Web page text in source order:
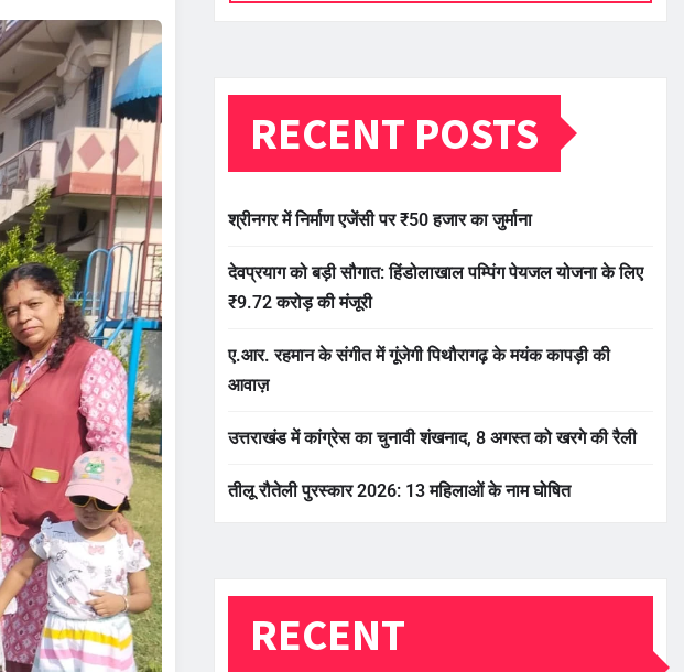
RECENT POSTS
श्रीनगर में निर्माण एजेंसी पर ₹50 हजार का जुर्माना
देवप्रयाग को बड़ी सौगात: हिंडोलाखाल पम्पिंग पेयजल योजना के लिए
₹9.72 करोड़ की मंजूरी
ए.आर. रहमान के संगीत में गूंजेगी पिथौरागढ़ के मयंक कापड़ी की
आवाज़
उत्तराखंड में कांग्रेस का चुनावी शंखनाद, 8 अगस्त को खरगे की रैली
तीलू रौतेली पुरस्कार 2026: 13 महिलाओं के नाम घोषित
RECENT